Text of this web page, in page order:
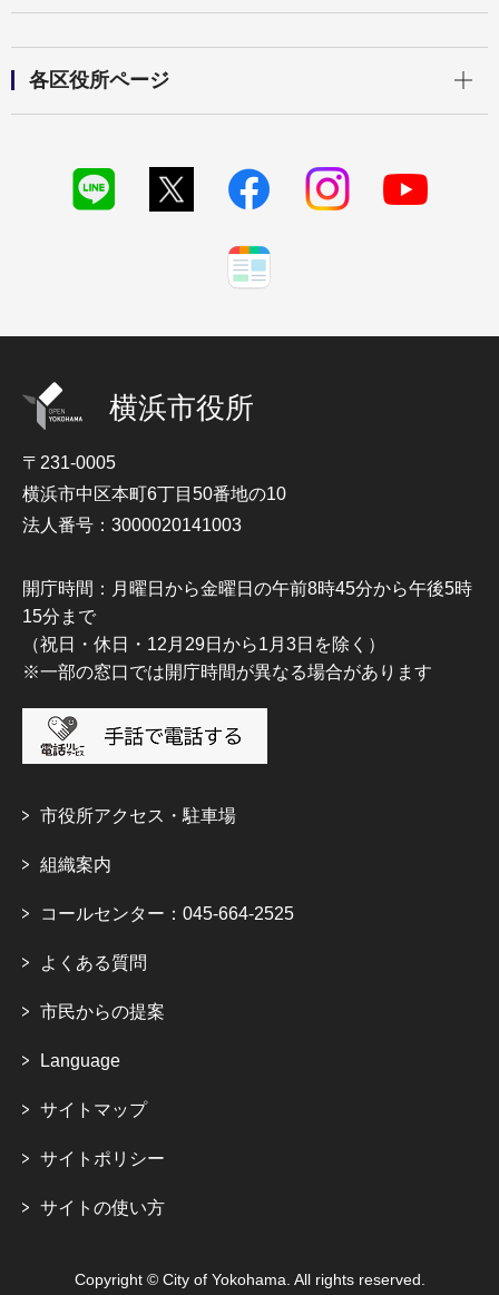
各区役所ページ
横浜市役所
〒231-0005
横浜市中区本町6丁目50番地の10
法人番号：3000020141003
開庁時間：月曜日から金曜日の午前8時45分から午後5時
15分まで
（祝日・休日・12月29日から1月3日を除く）
※一部の窓口では開庁時間が異なる場合があります
市役所アクセス・駐車場
組織案内
コールセンター：045-664-2525
よくある質問
市民からの提案
Language
サイトマップ
サイトポリシー
サイトの使い方
Copyright © City of Yokohama. All rights reserved.